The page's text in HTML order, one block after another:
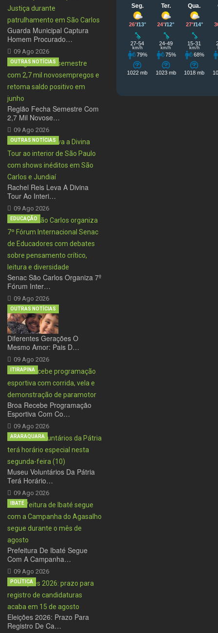
Guarda Municipal Captura
Homem Procurado…
09 Ago 2026
Região Fecha Semestre Com
2,7 Mil Novose…
09 Ago 2026
OUTRAS NOTÍCIAS
Rachel Reis Leva A Divina
Tour Ao Interi…
09 Ago 2026
OUTRAS NOTÍCIAS
Senac São Carlos Organiza 7º
Fórum Inter…
09 Ago 2026
EDUCAÇÃO
Diferentes Gerações O
Mesmo Amor: Pais D…
09 Ago 2026
OUTRAS NOTÍCIAS
Broa Recebe Programação
Esportiva Com Co…
09 Ago 2026
ITIRAPINA
Museu Voluntários Da Pátria
Terá Horário…
09 Ago 2026
ARARAQUARA
Prefeitura De Ibaté Segue
Com A Campanha…
09 Ago 2026
IBATÉ
Eleições 2026: Prazo Para
Registro De Ca…
POLÍTICA